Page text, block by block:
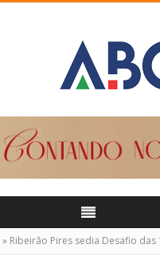
» Ribeirão Pires sedia Desafio